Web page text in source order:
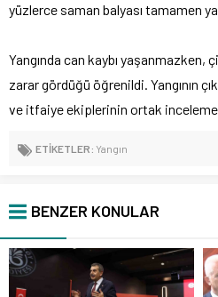
yüzlerce saman balyası tamamen
Yangında can kaybı
zarar gördüğü öğrenildi. Yangının
ve itfaiye ekiplerinin ortak
ETİKETLER: Yangın
BENZER KONULAR